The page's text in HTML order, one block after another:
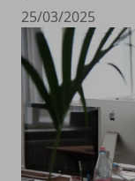
25/03/2025